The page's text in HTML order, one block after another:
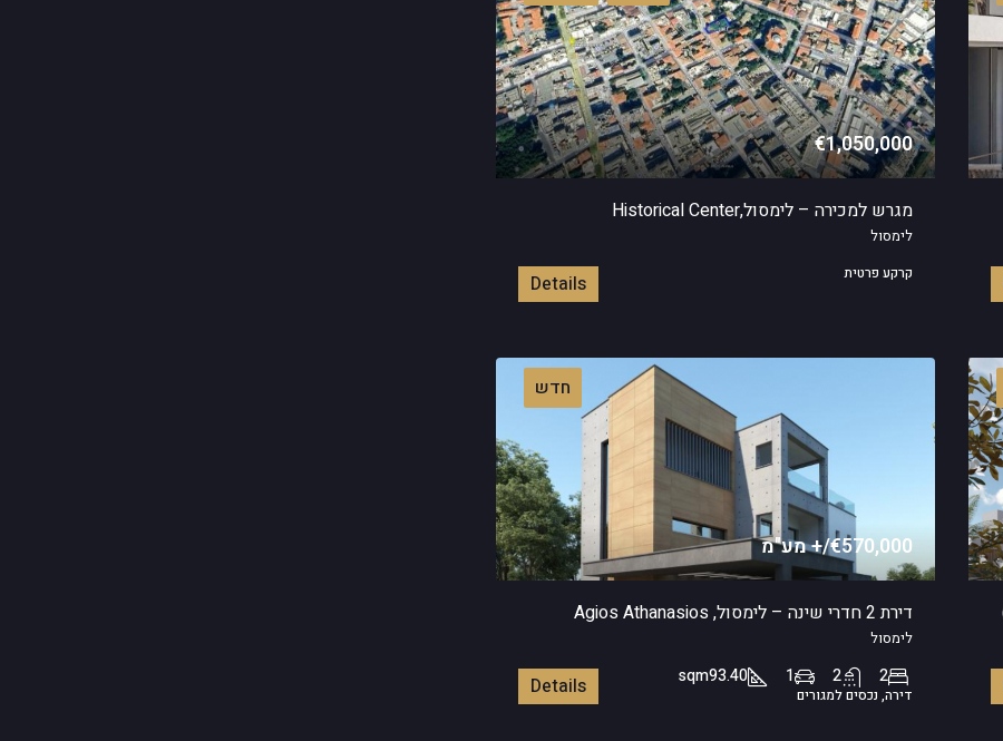
€1,050,000
מגרש למכירה – לימסול,Historical Center
לימסול
קרקע פרטית Details
חדש
€570,000/+ מע"מ
דירת 2 חדרי שינה – לימסול, Agios Athanasios
לימסול
2
2
1
93.40
sqm
דירה, נכסים למגורים Details